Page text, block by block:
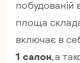
побудованій
площа
включає в
1 салон, а